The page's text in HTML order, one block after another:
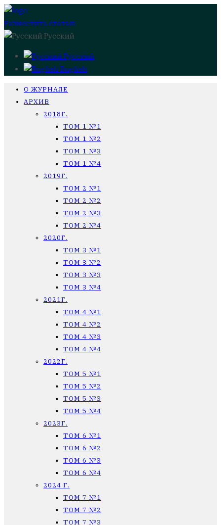
Разместить статью
Русский
Русский
English
О ЖУРНАЛЕ
АРХИВ
2018Г.
ТОМ 1 №1
ТОМ 1 №2
ТОМ 1 №3
ТОМ 1 №4
2019Г.
ТОМ 2 №1
ТОМ 2 №2
ТОМ 2 №3
ТОМ 2 №4
2020Г.
ТОМ 3 №1
ТОМ 3 №2
ТОМ 3 №3
ТОМ 3 №4
2021Г.
ТОМ 4 №1
ТОМ 4 №2
ТОМ 4 №3
ТОМ 4 №4
2022Г.
ТОМ 5 №1
ТОМ 5 №2
ТОМ 5 №3
ТОМ 5 №4
2023Г.
ТОМ 6 №1
ТОМ 6 №2
ТОМ 6 №3
ТОМ 6 №4
2024 Г.
ТОМ 7 №1
ТОМ 7 №2
ТОМ 7 №3